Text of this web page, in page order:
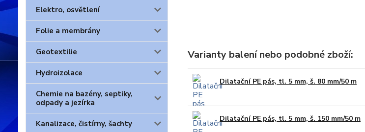
Elektro, osvětlení
Folie a membrány
Geotextilie
Hydroizolace
Chemie na bazény, septiky,
odpady a jezírka
Kanalizace, čistírny, šachty
Varianty balení nebo podobné zboží:
Dilatační PE pás, tl. 5 mm, š. 80 mm/50 m
Dilatační PE pás, tl. 5 mm, š. 150 mm/50 m